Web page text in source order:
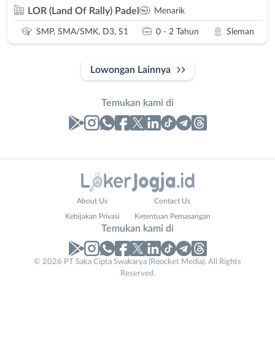
LOR (Land Of Rally) Padel Menarik
SMP, SMA/SMK, D3, S1 0 - 2 Tahun Sleman
Lowongan Lainnya
Temukan kami di
WebsiteNo. Telp /
About Us Contact Us
Kebijakan Privasi Ketentuan Pemasangan
Temukan kami di
© 2026 PT Saka Cipta Swakarya (Roocket Media). All Rights
Reserved.